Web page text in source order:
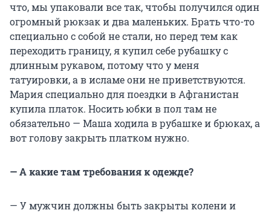
что, мы упаковали все так, чтобы получился один
огромный рюкзак и два маленьких. Брать что-то
специально с собой не стали, но перед тем как
переходить границу, я купил себе рубашку с
длинным рукавом, потому что у меня
татуировки, а в исламе они не приветствуются.
Мария специально для поездки в Афганистан
купила платок. Носить юбки в пол там не
обязательно — Маша ходила в рубашке и брюках, а
вот голову закрыть платком нужно.
— А какие там требования к одежде?
— У мужчин должны быть закрыты колени и